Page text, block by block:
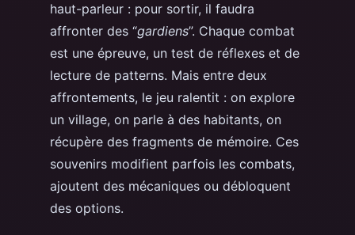
haut-parleur : pour sortir, il faudra
affronter des “gardiens”. Chaque combat
est une épreuve, un test de réflexes et de
lecture de patterns. Mais entre deux
affrontements, le jeu ralentit : on explore
un village, on parle à des habitants, on
récupère des fragments de mémoire. Ces
souvenirs modifient parfois les combats,
ajoutent des mécaniques ou débloquent
des options.